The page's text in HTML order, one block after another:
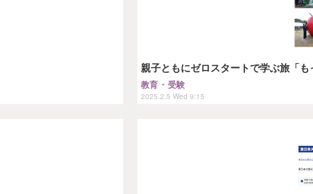
親子ともにゼロスタートで学ぶ旅「
教育・受験
2025.2.5 Wed 9:15